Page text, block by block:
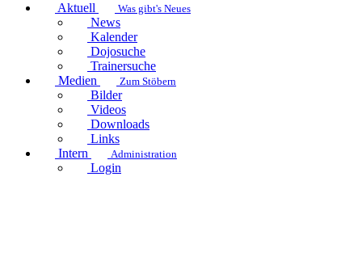
Aktuell Was gibt's Neues
News
Kalender
Dojosuche
Trainersuche
Medien
Zum Stöbern
Bilder
Videos
Downloads
Links
Intern
Administration
Login